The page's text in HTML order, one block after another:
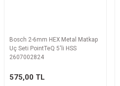
Bosch 2-6mm HEX Metal Matkap
Uç Seti PointTeQ 5'li HSS
2607002824
575,00 TL